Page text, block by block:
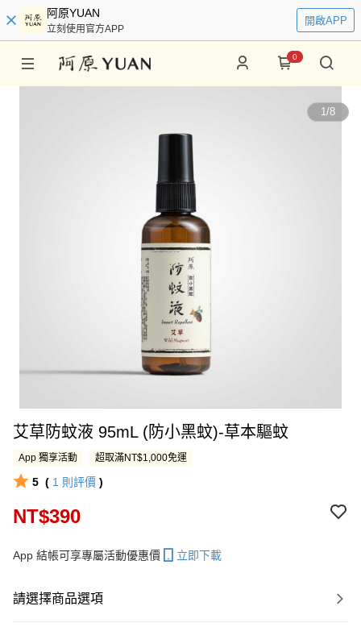
阿原YUAN
立刻使用官方APP
開啟APP
0
1/8
艾草防蚊液 95mL (防小黑蚊)-草本驅蚊
App 獨享活動 超取滿NT$1,000免運
5 ( 1 則評價 )
NT$390
App 結帳可享專屬活動優惠價 立即下載
請選擇商品選項